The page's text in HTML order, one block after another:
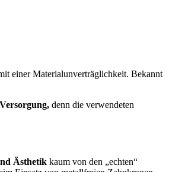
einer Materialunverträglichkeit. Bekannt
denn die verwendeten
Ästhetik kaum von den „echten“